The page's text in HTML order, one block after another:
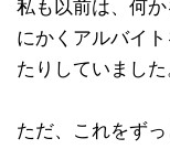
私も以前は、何
にかくアルバイ
たりしていました
ただ、これをず